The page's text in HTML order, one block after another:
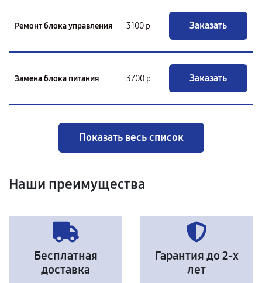
Ремонт блока управления 3100 р Заказать
Замена блока питания 3700 р Заказать
Показать весь список
Наши преимущества
Бесплатная
доставка
Гарантия до 2-х
лет